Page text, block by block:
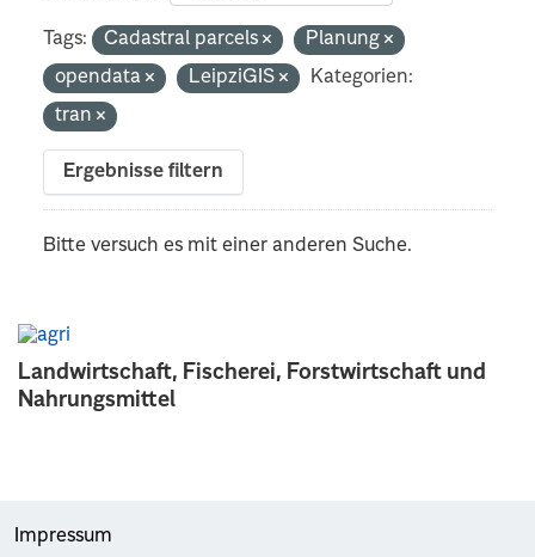
Landwirtschaft, Fischerei, Forstwirtschaft und
Nahrungsmittel
Tags: Cadastral parcels
Planung
opendata
LeipziGIS
Kategorien:
tran
Ergebnisse filtern
Bitte versuch es mit einer anderen Suche.
Impressum